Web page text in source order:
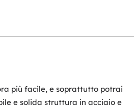
più facile, e soprattutto potrai
e solida struttura in acciaio e